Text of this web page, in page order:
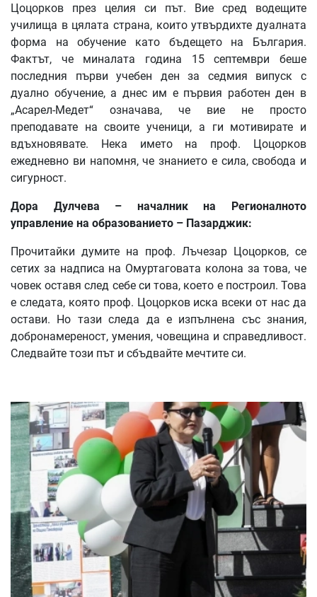
Цоцорков през целия си път. Вие сред водещите
училища в цялата страна, които утвърдихте дуалната
форма на обучение като бъдещето на България.
Фактът, че миналата година 15 септември беше
последния първи учебен ден за седмия випуск с
дуално обучение, а днес им е първия работен ден в
„Асарел-Медет“ означава, че вие не просто
преподавате на своите ученици, а ги мотивирате и
вдъхновявате. Нека името на проф. Цоцорков
ежедневно ви напомня, че знанието е сила, свобода и
сигурност.
Дора Дулчева – началник на Регионалното
управление на образованието – Пазарджик:
Прочитайки думите на проф. Лъчезар Цоцорков, се
сетих за надписа на Омуртаговата колона за това, че
човек оставя след себе си това, което е построил. Това
е следата, която проф. Цоцорков иска всеки от нас да
остави. Но тази следа да е изпълнена със знания,
добронамереност, умения, човещина и справедливост.
Следвайте този път и сбъдвайте мечтите си.